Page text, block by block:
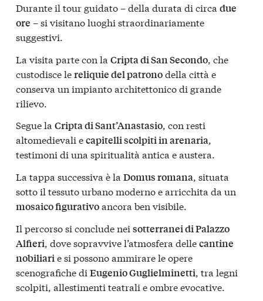
Durante il tour guidato – della durata di circa due
ore – si visitano luoghi straordinariamente
suggestivi.
La visita parte con la Cripta di San Secondo, che
custodisce lereliquie del patronodella città e
conserva un impianto architettonico di grande
rilievo.
Segue la Cripta di Sant’Anastasio, con resti
altomedievali ecapitelli scolpiti in arenaria,
testimoni di una spiritualità antica e austera.
La tappa successiva è la Domus romana, situata
sotto il tessuto urbano moderno e arricchita da un
mosaico figurativoancora ben visibile.
Il percorso si conclude nei sotterranei di Palazzo
Alfieri , dove sopravvive l’atmosfera dellecantine
nobiliari e si possono ammirare le opere
scenografiche di Eugenio Guglielminetti , tra legni
scolpiti, allestimenti teatrali e ombre evocative.